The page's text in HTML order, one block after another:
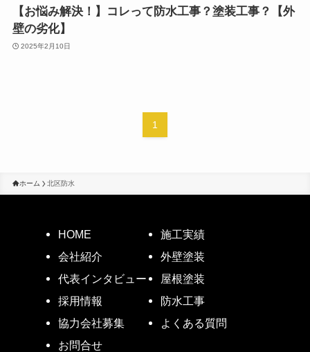
【お悩み解決！】コレって防水工事？塗装工事？【外
壁の劣化】
2025年2月10日
1
ホーム 北区防水
HOME
会社紹介
代表インタビュー
採用情報
協力会社募集
お問合せ
施工実績
外壁塗装
屋根塗装
防水工事
よくある質問